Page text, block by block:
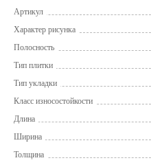
Артикул
Характер рисунка
Полосность
Тип плитки
Тип укладки
Класс износостойкости
Длина
Ширина
Толщина